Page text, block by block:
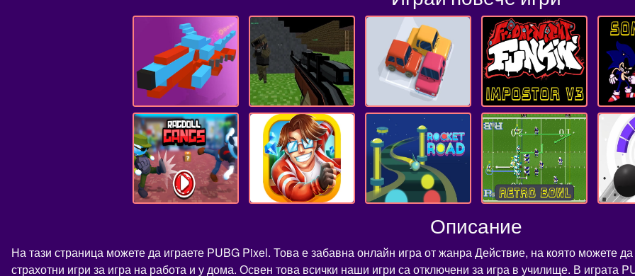
Описание
На тази страница можете да играете PUBG Pixel. Това е забавна онлайн игра от жанра Действие, на която можете
страхотни игри за игра на работа и у дома. Освен това всички наши игри са отключени за игра в училище. В играта